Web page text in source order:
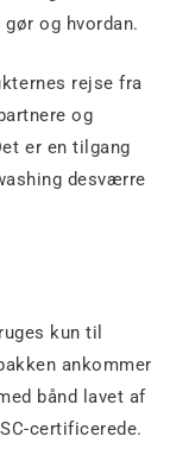
og hvordan.
rejse fra
og
er en tilgang
desværre
kun til
ankommer
bånd lavet af
certificerede.